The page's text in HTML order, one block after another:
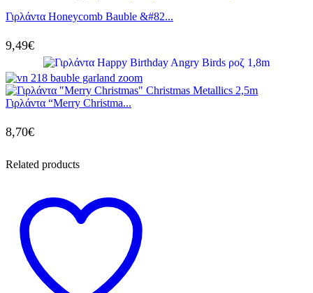
Γιρλάντα Honeycomb Bauble &#82...
9,49€
Γιρλάντα “Merry Christma...
8,70€
Related products